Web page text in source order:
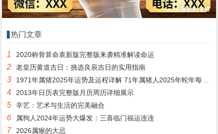
热门文章
1 2020称骨算命表新版完整版来袭精准解读命运
2 老皇历黄道吉日：挑选良辰吉日的实用指南
3 1971年属猪2025年运势及运程详解 71年属猪人2025年蛇年每月运程
4 2013年日历表完整版月历周历详细展示
5 辛艺：艺术与生活的完美融合
6 属狗人2024年运势大爆发：三喜临门福运连连
7 2026属猴的大忌